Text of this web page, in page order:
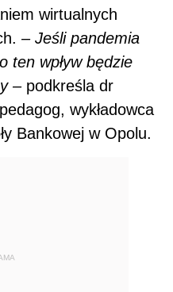
wirtualnych
– Jeśli pandemia
ten wpływ będzie
–podkreśla dr
wykładowca
Bankowej w Opolu.